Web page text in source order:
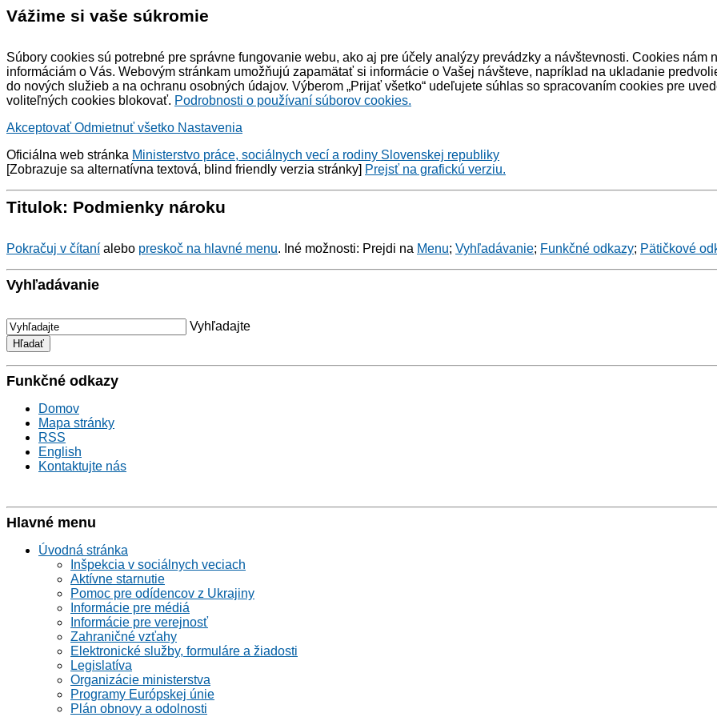
Vážime si vaše súkromie
Súbory cookies sú potrebné pre správne fungovanie webu, ako aj pre účely analýzy prevádzky a návštevnosti. Cookies
informáciám o Vás. Webovým stránkam umožňujú zapamätať si informácie o Vašej návšteve, napríklad na ukladanie
do nových služieb a na ochranu osobných údajov. Výberom „Prijať všetko“ udeľujete súhlas so spracovaním cookies pre
voliteľných cookies blokovať. Podrobnosti o používaní súborov cookies.
Akceptovať Odmietnuť všetko Nastavenia
Oficiálna web stránka Ministerstvo práce, sociálnych vecí a rodiny Slovenskej republiky
[Zobrazuje sa alternatívna textová, blind friendly verzia stránky] Prejsť na grafickú verziu.
Titulok: Podmienky nároku
Pokračuj v čítaní alebo preskoč na hlavné menu. Iné možnosti: Prejdi na Menu; Vyhľadávanie; Funkčné odkazy; Pätičkové
Vyhľadávanie
Vyhľadajte
Funkčné odkazy
Domov
Mapa stránky
RSS
English
Kontaktujte nás
Hlavné menu
Úvodná stránka
Inšpekcia v sociálnych veciach
Aktívne starnutie
Pomoc pre odídencov z Ukrajiny
Informácie pre médiá
Informácie pre verejnosť
Zahraničné vzťahy
Elektronické služby, formuláre a žiadosti
Legislatíva
Organizácie ministerstva
Programy Európskej únie
Plán obnovy a odolnosti